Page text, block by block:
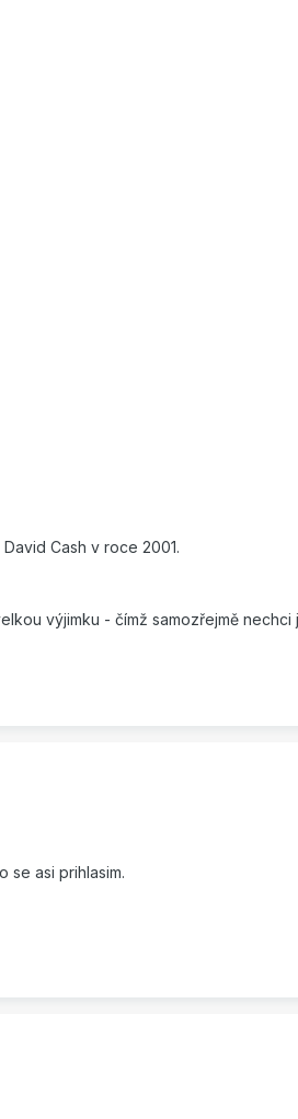
Cash v roce 2001.
výjimku - čímž samozřejmě
se asi prihlasim.